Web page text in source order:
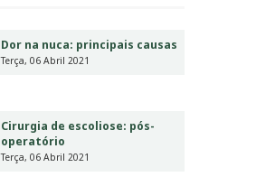
Dor na nuca: principais causas
Terça, 06 Abril 2021
Cirurgia de escoliose: pós-
operatório
Terça, 06 Abril 2021